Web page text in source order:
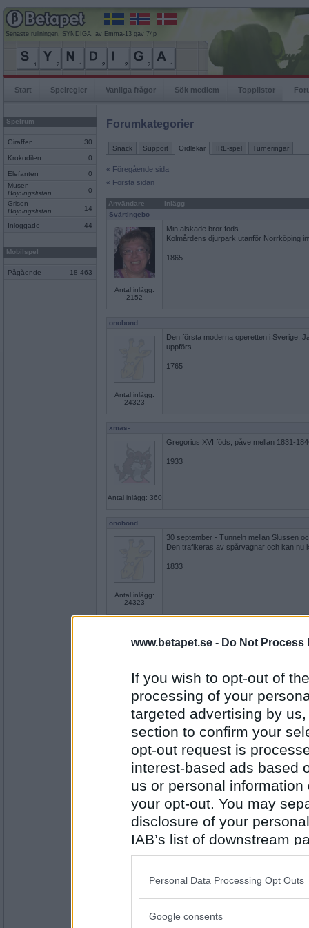
www.betapet.se - Do Not Process
If you wish to opt-out of
processing of your
targeted advertising by
section to confirm your
opt-out request is
interest-based ads based
us or personal
your opt-out. You may
disclosure of your
IAB’s list of downstream
also be disclosed by us
Downstream Participants
Please note that this
Personal Data Processing Opt Outs
Google consents
Senaste rullningen, SYNDIGA, av Emma-13 gav 74p
Start Spelregler Vanliga frågor Sök medlem Topplistor
Spelrum
Giraffen 30
Krokodilen 0
Elefanten
0
Musen
Böjningslistan
0
Grisen
Böjningslistan
14
Inloggade 44
Mobilspel
Pågående 18 463
Forumkategorier
Snack Support Ordlekar IRL-spel Turneringar
« Föregående sida
« Första sidan
Användare
Inlägg
Svärtingebo
Antal inlägg:
2152
Min älskade bror föds
Kolmårdens djurpark utanför Norrköping
1865
onobond
Antal inlägg:
24323
Den första moderna operetten i Sverige,
uppförs.
1765
xmas-
Antal inlägg: 360
Gregorius XVI föds, påve mellan 1831-
1933
onobond
Antal inlägg:
24323
30 september - Tunneln mellan Slussen
Den trafikeras av spårvagnar och kan nu
1833
Antal inlägg:
2152
1833
Svärtingebo
Antal inlägg:
2152
Oups
1843
hatshepsut- Ej medlem längre
Antal inlägg: 206
Christina Nilsson, sångerska, föds
1792